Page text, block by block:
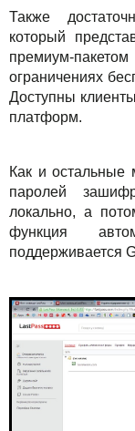
Также
который
премиум-
ограничениях
Доступны
платформ.
Как и
паролей
локально, а
функция
поддерживается